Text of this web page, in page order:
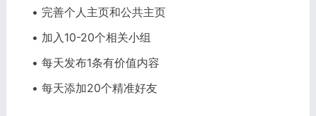
• 完善个人主页和公共主页
• 加入10-20个相关小组
• 每天发布1条有价值内容
• 每天添加20个精准好友